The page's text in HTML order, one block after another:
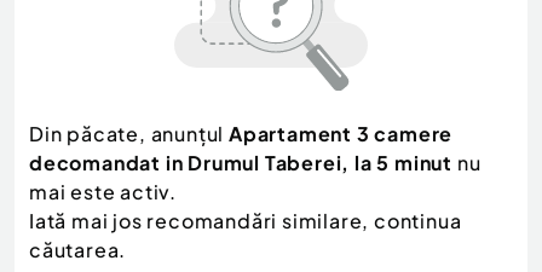
Electronice si electrocasnice
Mama si copilul
Moda si frumusete
Sport, timp liber, arta
Agro si Industrie
Scutere - ATV - UTV
Autoutilitare
Ambarcatiuni
Camioane - Rulote - Remorci
Motociclete
Din păcate, anunțul Apartament 3 camere
decomandat in Drumul Taberei, la 5 minut nu
mai este activ.
Iată mai jos recomandări similare, continua
căutarea.